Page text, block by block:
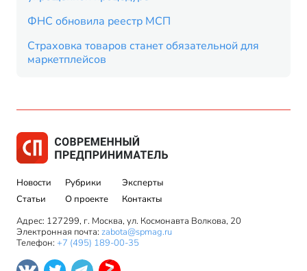
ФНС обновила реестр МСП
Страховка товаров станет обязательной для
маркетплейсов
Новости
Статьи
Рубрики
О проекте
Эксперты
Контакты
Адрес: 127299, г. Москва, ул. Космонавта Волкова, 20
Электронная почта: zabota@spmag.ru
Телефон: +7 (495) 189-00-35